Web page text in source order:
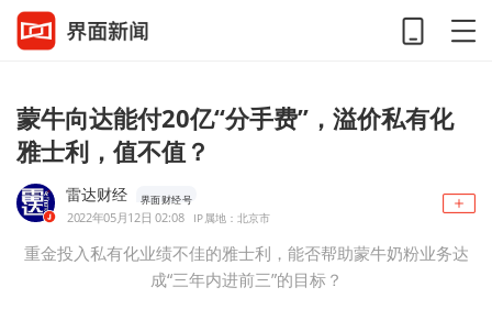
蒙牛向达能付20亿“分手费”，溢价私有化
雅士利，值不值？
雷达财经 界面财经号
2022年05月12日 02:08 IP属地：北京市
重金投入私有化业绩不佳的雅士利，能否帮助蒙牛奶粉业务达
成“三年内进前三”的目标？